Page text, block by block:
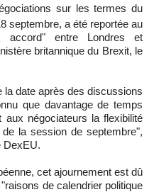
sur les termes du
septembre, a été reportée au
accord" entre Londres et
britannique du Brexit, le
date après des discussions
que davantage de temps
aux négociateurs la flexibilité
la session de septembre",
DexEU.
cet ajournement est dû
de calendrier politique